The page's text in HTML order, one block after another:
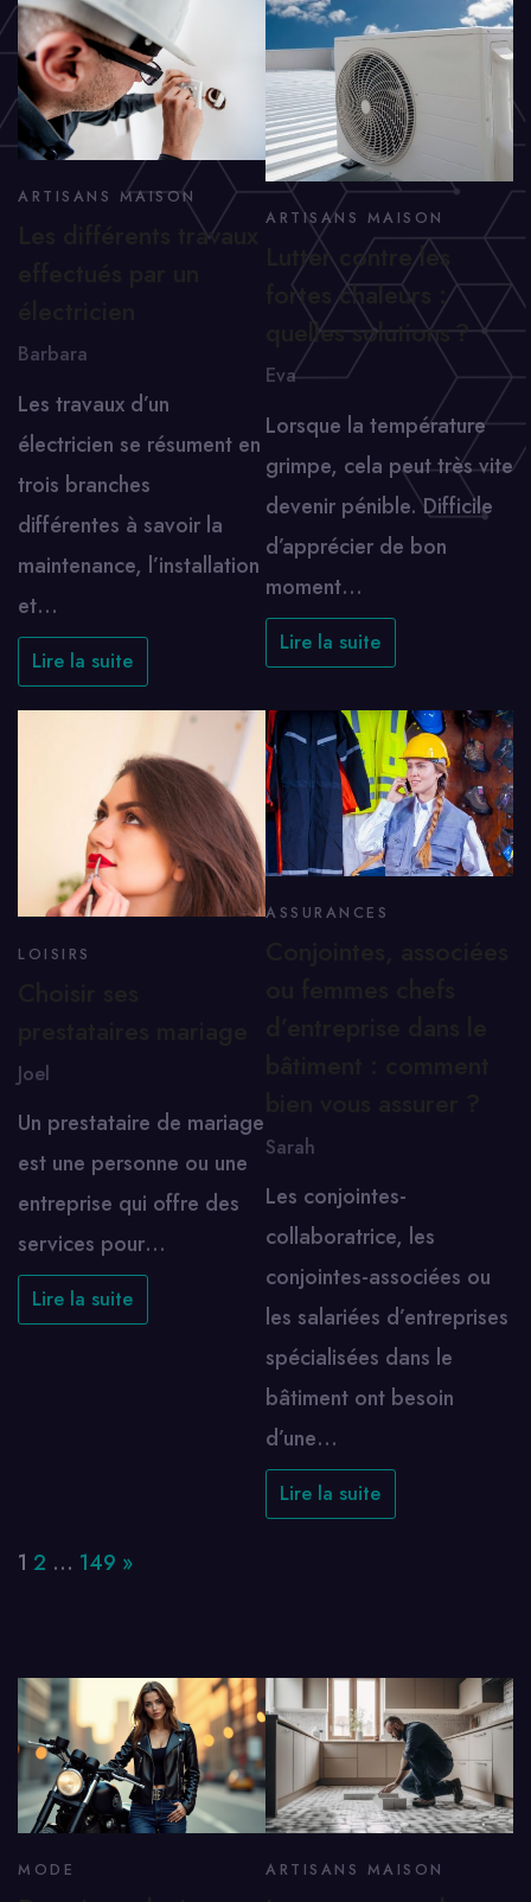
ARTISANS MAISON
Les différents travaux
Barbara
Les travaux d’un
électricien se résument en
trois branches
différentes à savoir la
maintenance, l’installation
et…
Lire la suite
ARTISANS MAISON
Lutter contre les
fortes chaleurs :
quelles solutions ?
Eva
Lorsque la température
grimpe, cela peut très vite
devenir pénible. Difficile
d’apprécier de bon
moment…
Lire la suite
LOISIRS
Joel
Un prestataire de mariage
est une personne ou une
entreprise qui offre des
services pour…
Lire la suite
ASSURANCES
Sarah
Les conjointes-
collaboratrice, les
conjointes-associées ou
les salariées d’entreprises
spécialisées dans le
bâtiment ont besoin
d’une…
Lire la suite
Page:
1 2 … 149 Next
»
MODE ARTISANS MAISON